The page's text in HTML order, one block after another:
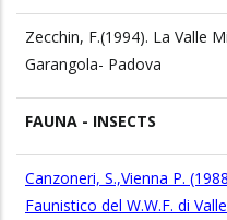
Zecchin, F.(1994). La Valle
Garangola- Padova
FAUNA - INSECTS
Canzoneri, S.,Vienna P.
Faunistico del W.W.F. di